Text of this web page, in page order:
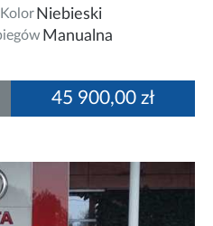
Kolor Niebieski
Manualna
45 900,00 zł